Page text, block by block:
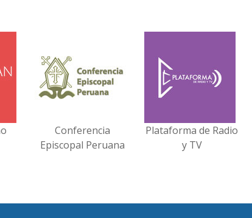
Conferencia
Episcopal Peruana
Plataforma de Radio
y TV